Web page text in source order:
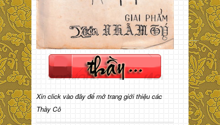
Xin click vào đây để mở trang giới thiệu các
Thầy Cô